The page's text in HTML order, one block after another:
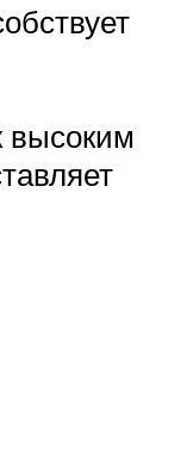
высоким